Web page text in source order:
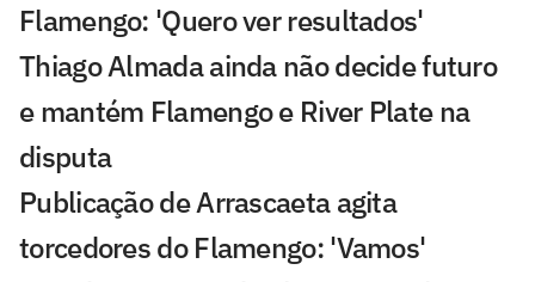
Flamengo: 'Quero ver resultados'
Thiago Almada ainda não decide futuro
e mantém Flamengo e River Plate na
disputa
Publicação de Arrascaeta agita
torcedores do Flamengo: 'Vamos'